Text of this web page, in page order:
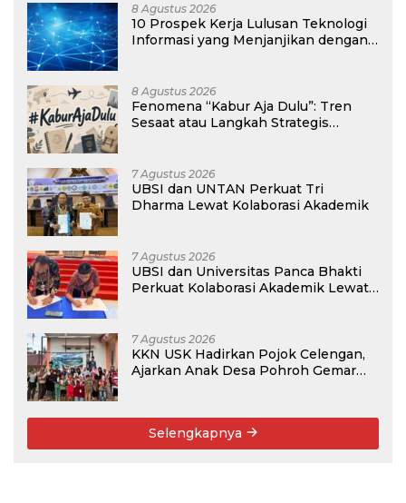
8 Agustus 2026
10 Prospek Kerja Lulusan Teknologi
Informasi yang Menjanjikan dengan
8 Agustus 2026
Fenomena “Kabur Aja Dulu”: Tren
Sesaat atau Langkah Strategis
7 Agustus 2026
UBSI dan UNTAN Perkuat Tri
Dharma Lewat Kolaborasi Akademik
7 Agustus 2026
UBSI dan Universitas Panca Bhakti
Perkuat Kolaborasi Akademik Lewat
7 Agustus 2026
KKN USK Hadirkan Pojok Celengan,
Ajarkan Anak Desa Pohroh Gemar
Selengkapnya